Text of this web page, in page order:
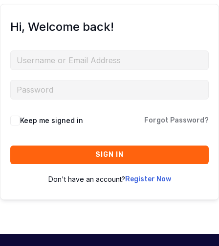
Hi, Welcome back!
Keep me signed in Forgot Password?
SIGN IN
Don't have an account?Register Now